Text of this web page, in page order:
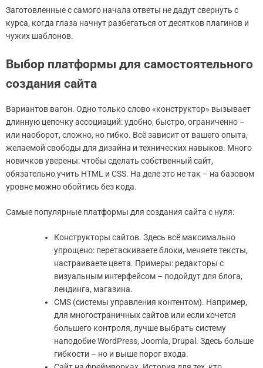
Заготовленные с самого начала ответы не дадут свернуть с
курса, когда глаза начнут разбегаться от десятков плагинов и
чужих шаблонов.
Выбор платформы для самостоятельного
создания сайта
Вариантов вагон. Одно только слово «конструктор» вызывает
длинную цепочку ассоциаций: удобно, быстро, ограниченно –
или наоборот, сложно, но гибко. Всё зависит от вашего опыта,
желаемой свободы для дизайна и технических навыков. Много
новичков уверены: чтобы сделать собственный сайт,
обязательно учить HTML и CSS. На деле это не так – на базовом
уровне можно обойтись без кода.
Самые популярные платформы для создания сайта с нуля:
Конструкторы сайтов. Здесь всё максимально
упрощено: перетаскиваете блоки, меняете тексты,
настраиваете цвета. Примеры: редакторы с
визуальным интерфейсом – подойдут для блога,
лендинга, магазина.
CMS (системы управления контентом). Например,
для многостраничных сайтов или если хочется
большего контроля, лучше выбрать систему
наподобие WordPress, Joomla, Drupal. Здесь больше
гибкости – но и выше порог входа.